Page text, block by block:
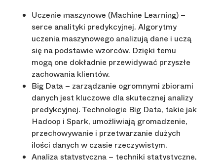
Uczenie maszynowe (Machine Learning) –
serce analityki predykcyjnej. Algorytmy
uczenia maszynowego analizują dane i uczą
się na podstawie wzorców. Dzięki temu
mogą one dokładnie przewidywać przyszłe
zachowania klientów.
Big Data – zarządzanie ogromnymi zbiorami
danych jest kluczowe dla skutecznej analizy
predykcyjnej. Technologie Big Data, takie jak
Hadoop i Spark, umożliwiają gromadzenie,
przechowywanie i przetwarzanie dużych
ilości danych w czasie rzeczywistym.
Analiza statystyczna – techniki statystyczne,